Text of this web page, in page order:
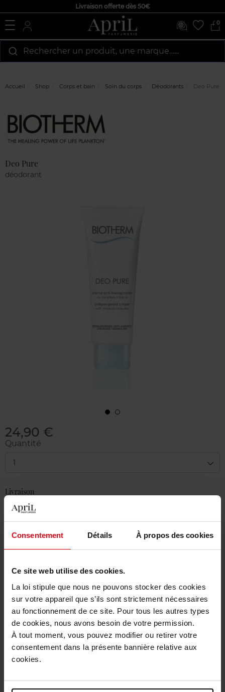
Consentement Détails À propos des cookies
Ce site web utilise des cookies.
La loi stipule que nous ne pouvons stocker des cookies
sur votre appareil que s’ils sont strictement nécessaires
au fonctionnement de ce site. Pour tous les autres types
de cookies, nous avons besoin de votre permission.
À tout moment, vous pouvez modifier ou retirer votre
consentement dans la présente bannière relative aux
cookies.
Livraison offerte dès 50€
0
Rechercher un produit, une marque…...
Accueil Shop Corps et bain Soin du corps Déodorants Deo Pure
Deo Pure
déodorant
24,90 €
Quantité
1
Livraison
En stock
Ajouter au panier
Livraison gratuite à partir de 50€
Retour gratuit dans votre magasin
Description
Caractéristiques